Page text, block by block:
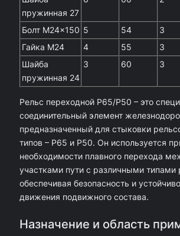
пружинная 27
Болт М24×150 5 54 3
Гайка М24
4 55 3
Шайба
пружинная 24
3 60 3
Рельс переходной Р65/Р50 – это
соединительный элемент
предназначенный для стыковки
типов – Р65 и Р50. Он используется
необходимости плавного перехода
участками пути с различными типами
обеспечивая безопасность и
движения подвижного состава.
Назначение и область